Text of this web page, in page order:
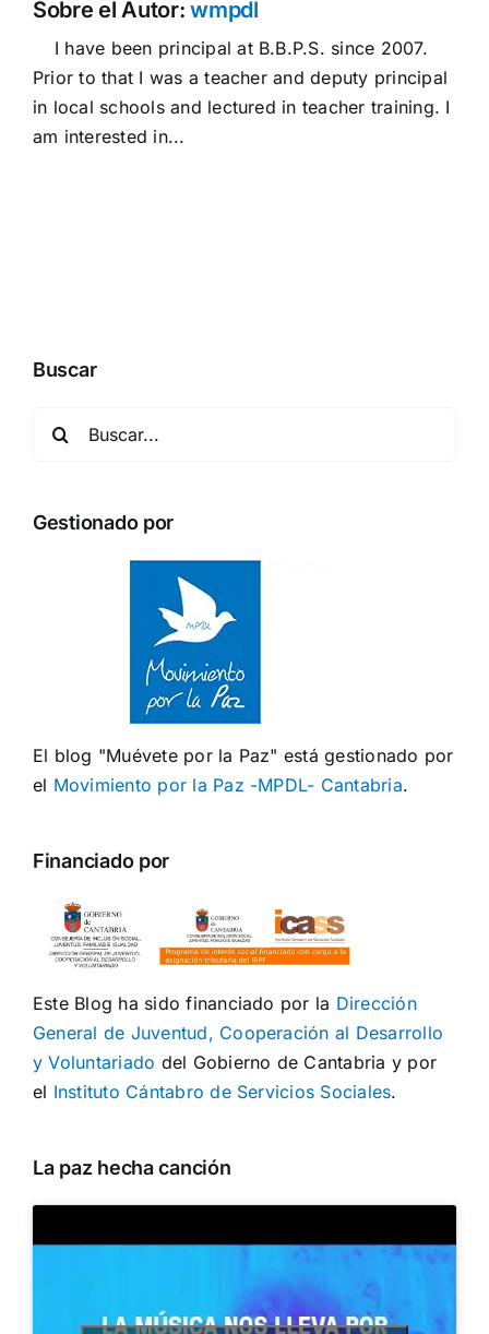
Sobre el Autor:wmpdl
I have been principal at B.B.P.S. since 2007.
Prior to that I was a teacher and deputy principal
in local schools and lectured in teacher training. I
am interested in...
Buscar
Gestionado por
El blog "Muévete por la Paz" está gestionado por
el Movimiento por la Paz -MPDL- Cantabria.
Financiado por
Este Blog ha sido financiado por la Dirección
General de Juventud, Cooperación al Desarrollo
y Voluntariado del Gobierno de Cantabria y por
el Instituto Cántabro de Servicios Sociales.
La paz hecha canción